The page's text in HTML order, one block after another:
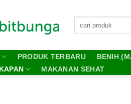
PRODUK TERBARU BENIH
MAKANAN SEHAT